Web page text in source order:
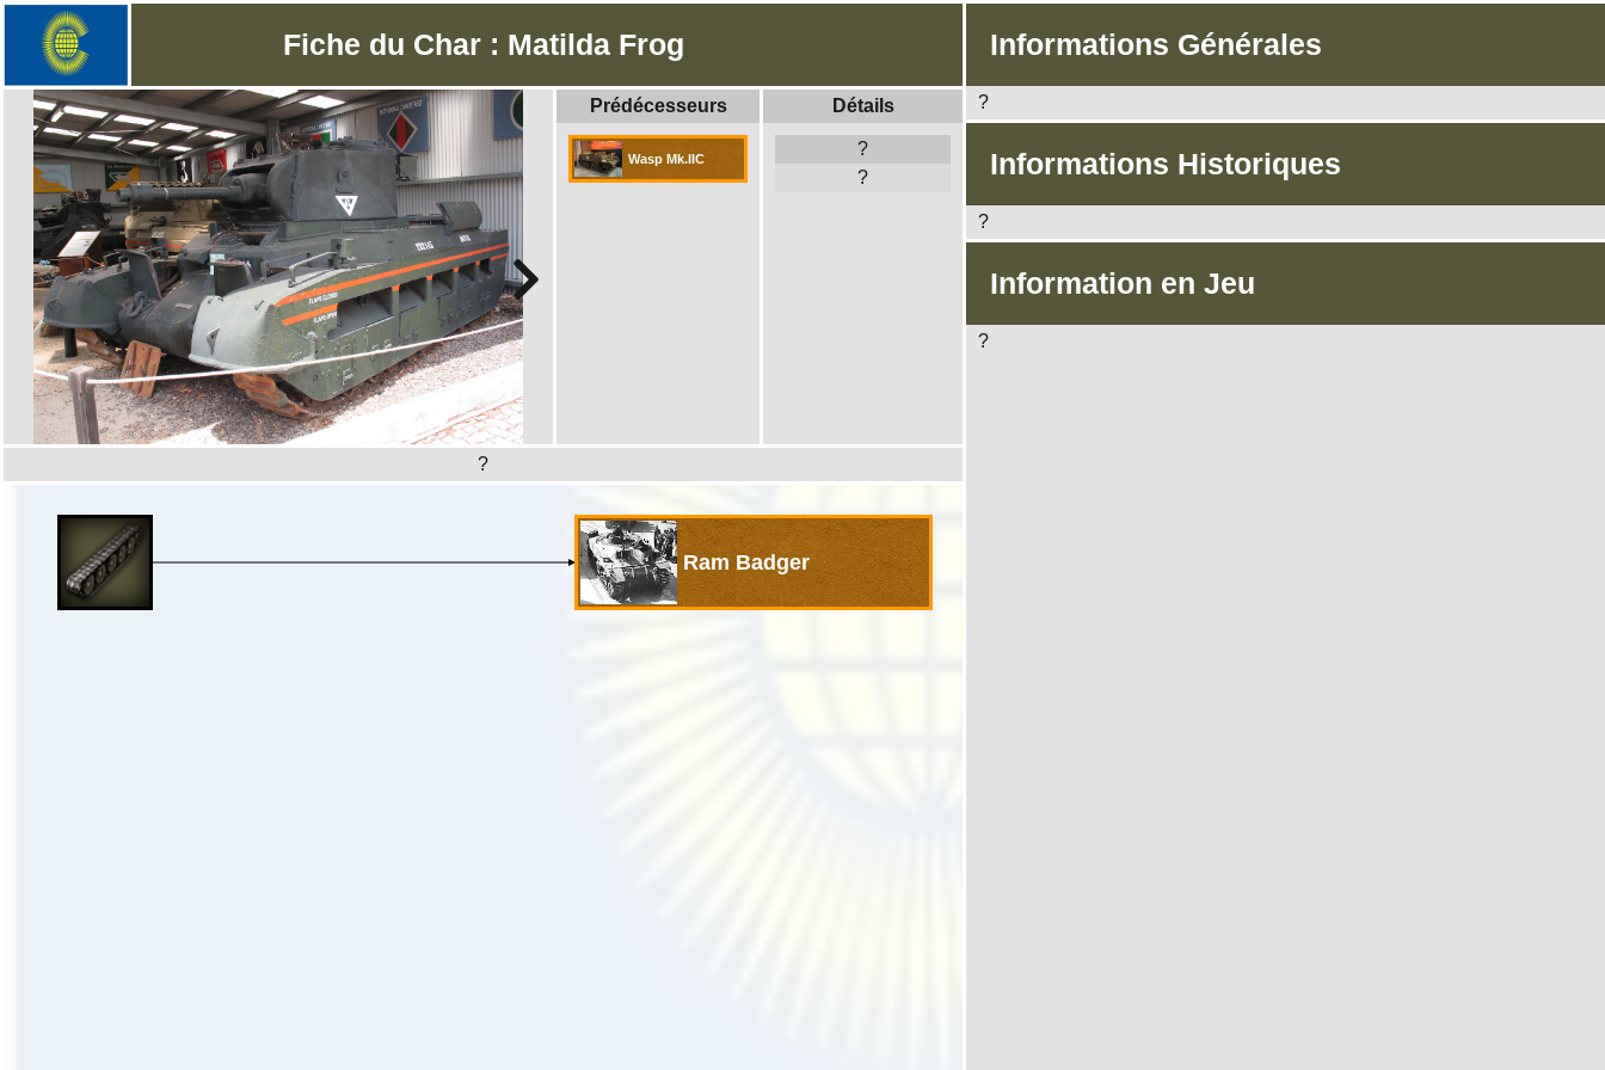
Fiche du Char : Matilda Frog
Prédécesseurs
Wasp Mk.IIC
Détails
?
?
?
Ram Badger
Informations Générales
?
Informations Historiques
?
Information en Jeu
?